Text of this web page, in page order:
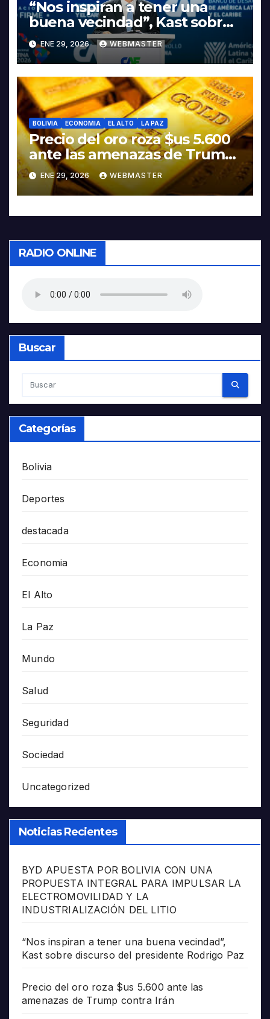
“Nos inspiran a tener una
buena vecindad”, Kast sobre
discurso del presidente
Rodrigo Paz
ENE 29, 2026 WEBMASTER
BOLIVIA ECONOMIA EL ALTO LA PAZ
Precio del oro roza $us 5.600
ante las amenazas de Trump
contra Irán
ENE 29, 2026 WEBMASTER
RADIO ONLINE
Buscar
Categorías
Bolivia
Deportes
destacada
Economia
El Alto
La Paz
Mundo
Salud
Seguridad
Sociedad
Uncategorized
Noticias Recientes
BYD APUESTA POR BOLIVIA CON UNA
PROPUESTA INTEGRAL PARA IMPULSAR LA
ELECTROMOVILIDAD Y LA
INDUSTRIALIZACIÓN DEL LITIO
“Nos inspiran a tener una buena vecindad”,
Kast sobre discurso del presidente Rodrigo Paz
Precio del oro roza $us 5.600 ante las
amenazas de Trump contra Irán